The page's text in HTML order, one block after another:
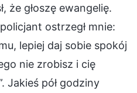
że głoszę ewangelię.
ostrzegł mnie:
lepiej daj sobie spokój
nie zrobisz i cię
Jakieś pół godziny